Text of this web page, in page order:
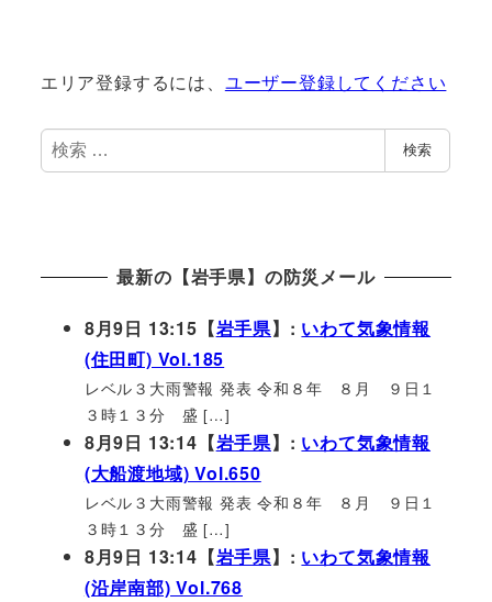
エリア登録するには、 ユーザー登録してください
検
索
検索
最新の【岩手県】の防災メール
8月9日 13:15【岩手県】: いわて気象情報
(住田町) Vol.185
レベル３大雨警報 発表 令和８年 ８月 ９日１
３時１３分 盛 […]
8月9日 13:14【岩手県】: いわて気象情報
(大船渡地域) Vol.650
レベル３大雨警報 発表 令和８年 ８月 ９日１
３時１３分 盛 […]
8月9日 13:14【岩手県】: いわて気象情報
(沿岸南部) Vol.768